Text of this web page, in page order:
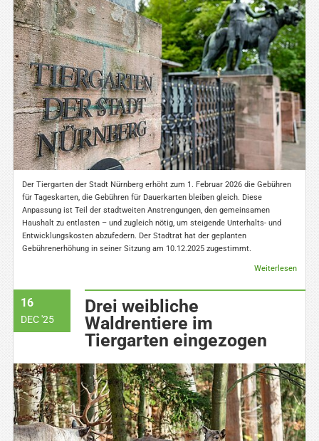
Der Tiergarten der Stadt Nürnberg erhöht zum 1. Februar 2026 die Gebühren
für Tageskarten, die Gebühren für Dauerkarten bleiben gleich. Diese
Anpassung ist Teil der stadtweiten Anstrengungen, den gemeinsamen
Haushalt zu entlasten – und zugleich nötig, um steigende Unterhalts- und
Entwicklungskosten abzufedern. Der Stadtrat hat der geplanten
Gebührenerhöhung in seiner Sitzung am 10.12.2025 zugestimmt.
Weiterlesen
16
DEC '25
Drei weibliche
Waldrentiere im
Tiergarten eingezogen